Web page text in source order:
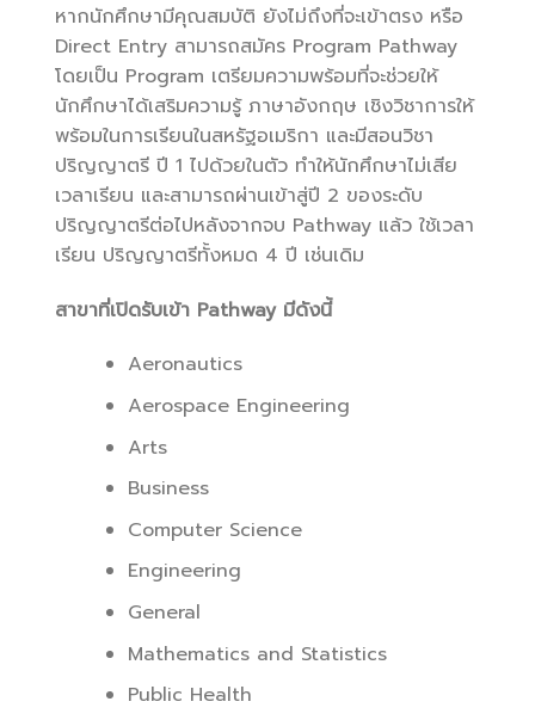
หากนักศึกษามีคุณสมบัติ ยังไม่ถึงที่จะเข้าตรง หรือ
Direct Entry สามารถสมัคร Program Pathway
โดยเป็น Program เตรียมความพร้อมที่จะช่วยให้
นักศึกษาได้เสริมความรู้ ภาษาอังกฤษ เชิงวิชาการให้
พร้อมในการเรียนในสหรัฐอเมริกา และมีสอนวิชา
ปริญญาตรี ปี 1 ไปด้วยในตัว ทำให้นักศึกษาไม่เสีย
เวลาเรียน และสามารถผ่านเข้าสู่ปี 2 ของระดับ
ปริญญาตรีต่อไปหลังจากจบ Pathway แล้ว ใช้เวลา
เรียน ปริญญาตรีทั้งหมด 4 ปี เช่นเดิม
สาขาที่เปิดรับเข้า Pathway มีดังนี้
Aeronautics
Aerospace Engineering
Arts
Business
Computer Science
Engineering
General
Mathematics and Statistics
Public Health